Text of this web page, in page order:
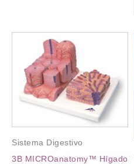
Sistema Digestivo
3B MICROanatomy™ Hígado